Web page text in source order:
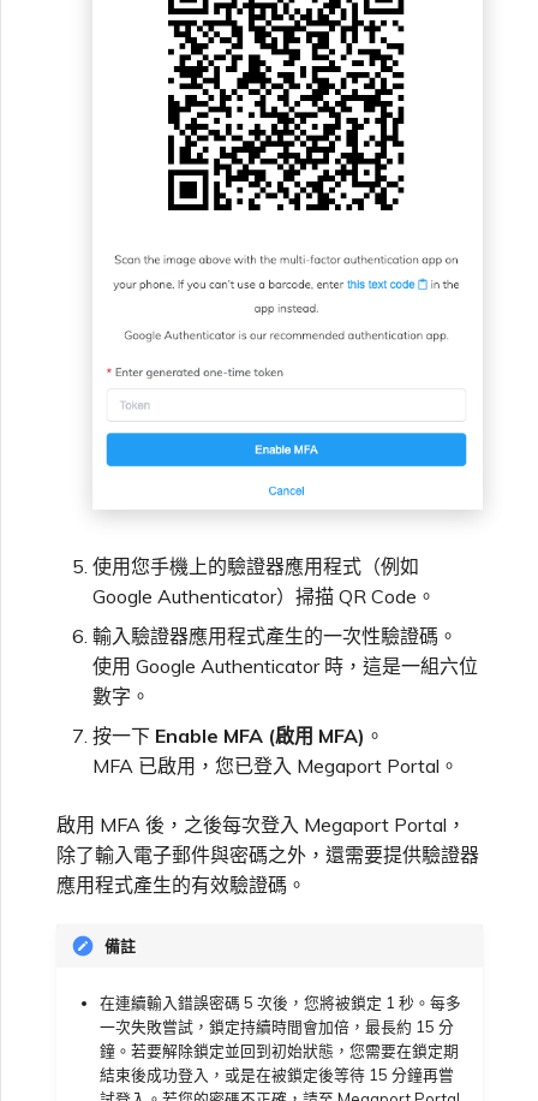
使用您手機上的驗證器應用程式（例如
Google Authenticator）掃描 QR Code。
輸入驗證器應用程式產生的一次性驗證碼。
使用 Google Authenticator 時，這是一組六位
數字。
按一下 Enable MFA (啟用 MFA) 。
MFA 已啟用，您已登入 Megaport Portal。
啟用 MFA 後，之後每次登入 Megaport Portal，
除了輸入電子郵件與密碼之外，還需要提供驗證器
應用程式產生的有效驗證碼。
備註
在連續輸入錯誤密碼 5 次後，您將被鎖定 1 秒。每多
一次失敗嘗試，鎖定持續時間會加倍，最長約 15 分
鐘。若要解除鎖定並回到初始狀態，您需要在鎖定期
結束後成功登入，或是在被鎖定後等待 15 分鐘再嘗